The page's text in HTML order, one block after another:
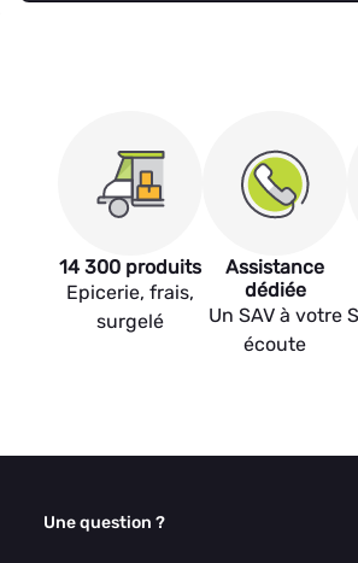
14 300 produits
Epicerie, frais,
surgelé
Assistance
dédiée
Un SAV à votre
écoute
Une question ?